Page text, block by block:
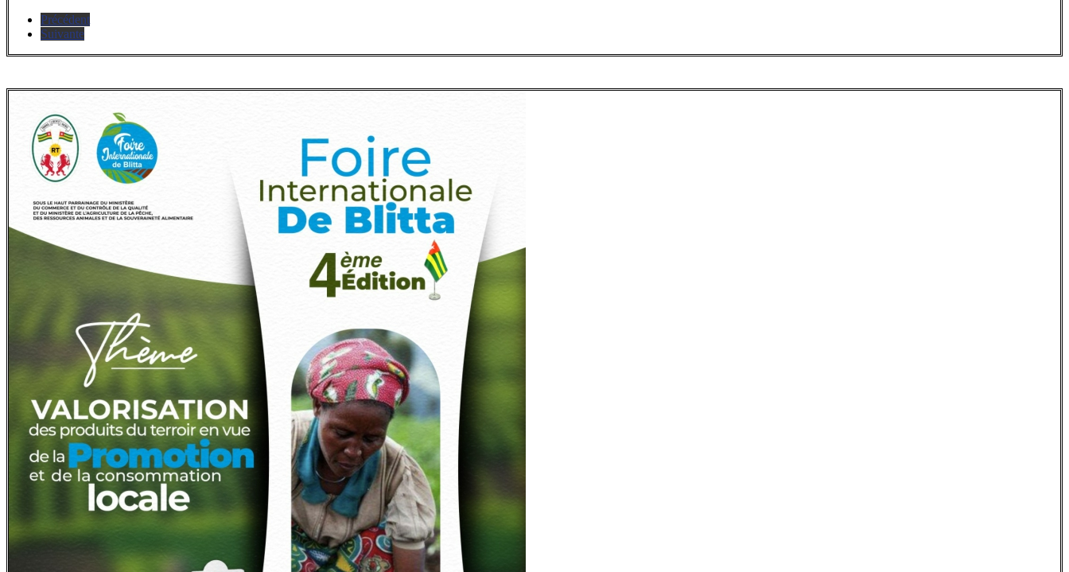
Précédent
Suivante